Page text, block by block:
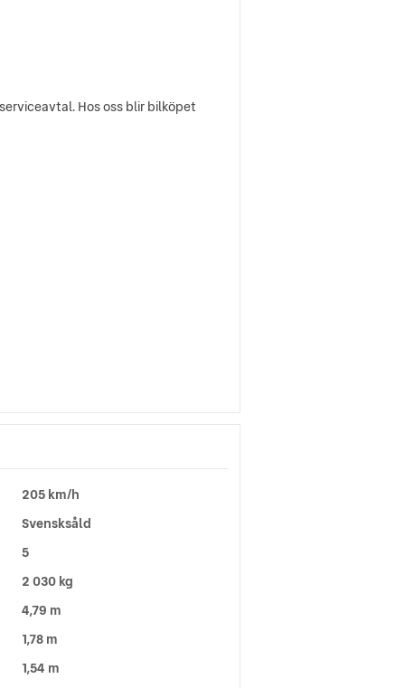
Hos oss blir bilköpet
205 km/h
Svensksåld
5
2 030 kg
4,79 m
1,78 m
1,54 m